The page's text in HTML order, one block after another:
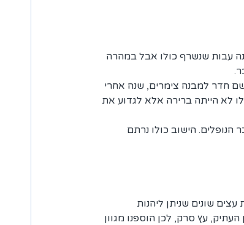
עבות שנשרף כולו אבל במהרה
בדרכו עבר בין ענפיו של עץ אלון בן 400 שנה ומשם חדר למבנה צימרים, שנה אחרי
לא הייתה ברירה אלא לגדוע את
הישוב כולו נרתם
שונים שניתן ליהנות
עץ סרק, לכן הוספנו מגוון